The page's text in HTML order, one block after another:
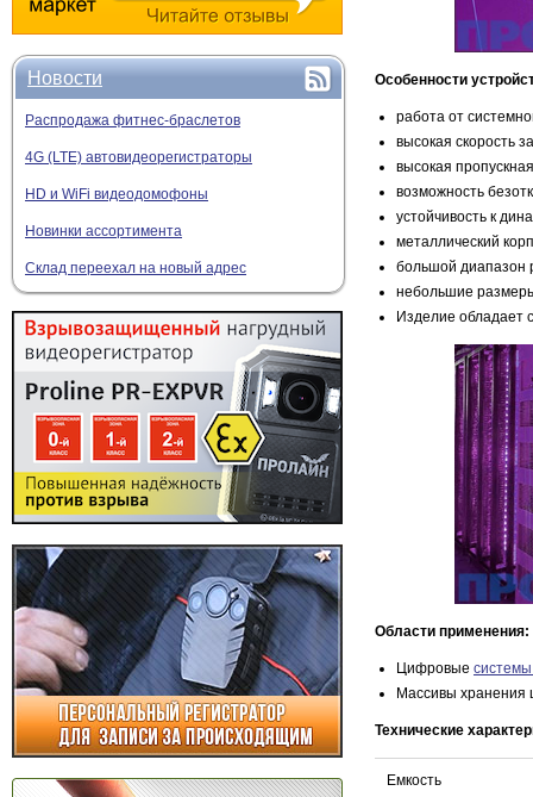
Новости
Распродажа фитнес-браслетов
4G (LTE) автовидеорегистраторы
HD и WiFi видеодомофоны
Новинки ассортимента
Склад переехал на новый адрес
Особенности
работа от
высокая скорость
высокая
возможность
устойчивость к
металлический
большой диапазон
небольшие
Изделие обладает
Области применения:
Цифровые
Массивы
Технические
Емкость